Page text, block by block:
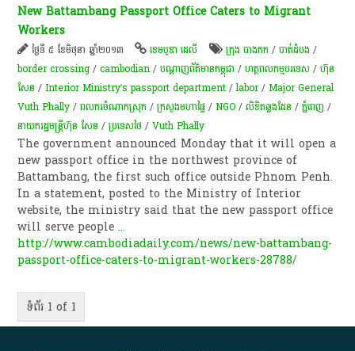
New Battambang Passport Office Caters to Migrant
Workers
ថ្ងៃទី ៥ ខែមិថុនា ឆ្នាំ២០១៣ ខេមបូឌា ដេលី ក្រុង បាងកក /បាត់ដំបង /
border crossing /cambodian /បណ្ដាញ​​​​​​ព័ត៌មាន​​​​​​កម្ពុជា /ហត្ថពលកម្ម​បរទេស /ហ៊ុន
សែន /Interior Ministry’s passport department /labor/Major General
Vuth Phally /ពលករចំណាកស្រុក /ក្រសួងមហាផ្ទៃ /NGO /លិខិត​ឆ្លងដែន​ /ភ្នំពេញ /
នាយករដ្ឋមន្ត្រីហ៊ុន សែន /ប្រទេសថៃ /Vuth Phally
The government announced Monday that it will open a
new passport office in the northwest province of
Battambang, the first such office outside Phnom Penh.
In a statement, posted to the Ministry of Interior
website, the ministry said that the new passport office
will serve people...
http://www.cambodiadaily.com/news/new-battambang-
passport-office-caters-to-migrant-workers-28788/
ទំព័រ 1 of 1